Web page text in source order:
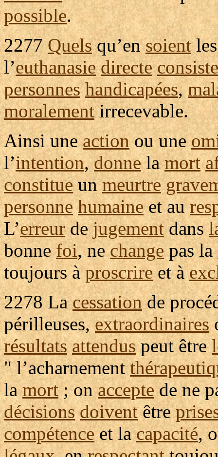
possible.
2277 Quelsqu’ensoient
l’euthanasie directe consiste
personnes handicapées,
moralement irrecevable.
Ainsi uneactionou une
l’intention,donnelamort
constitueunmeurtre
personne humaineet au
L’erreurdejugementdans
bonnefoi, nechangepas la
toujours àproscrireet à
2278 Lacessationde
périlleuses,extraordinaires
résultats attenduspeut être
" l’acharnement
lamort; onacceptede ne
décisions doiventêtre
compétenceet lacapacité,